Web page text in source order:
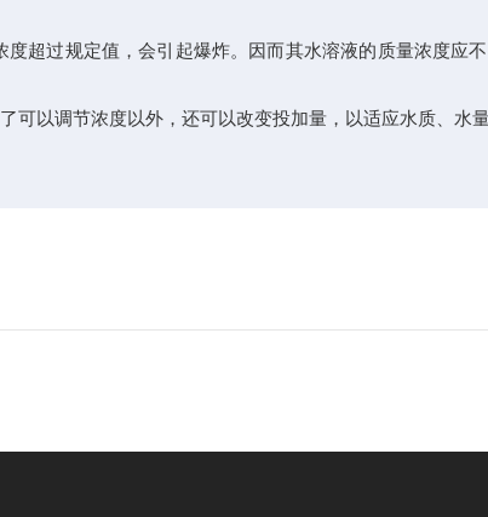
超过规定值，会引起爆炸。因而其水溶液的质量浓度应
以调节浓度以外，还可以改变投加量，以适应水质、水